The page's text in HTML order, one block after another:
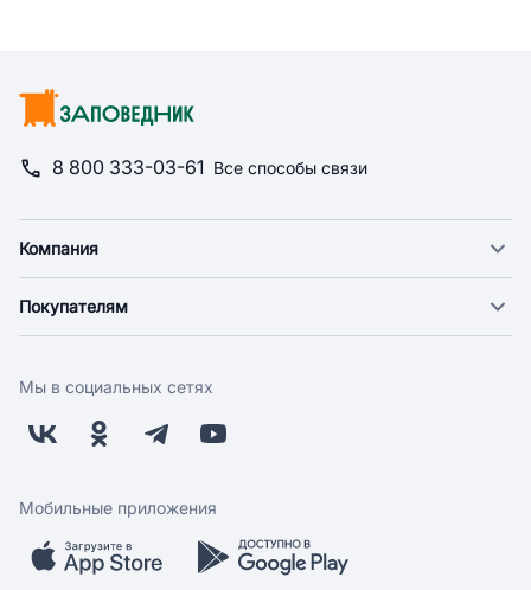
8 800 333-03-61 Все способы связи
Компания
Новости
Поставщикам
Заводчикам
Обратная связь
Покупателям
Оплата
Бонусная программа
Скидки и акции
Мобильное приложение
Мы в социальных сетях
Мобильные приложения